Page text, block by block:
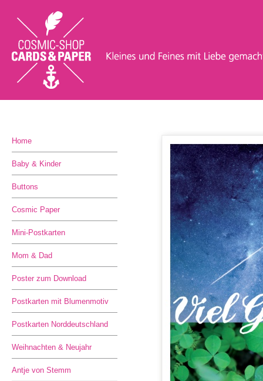
Home
Baby & Kinder
Buttons
Cosmic Paper
Mini-Postkarten
Mom & Dad
Poster zum Download
Postkarten mit Blumenmotiv
Postkarten Norddeutschland
Weihnachten & Neujahr
Antje von Stemm